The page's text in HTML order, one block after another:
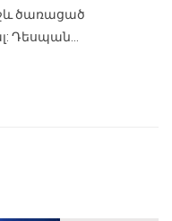
ծառացած
Դեսպան...